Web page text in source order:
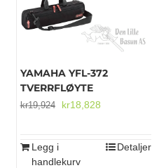
YAMAHA YFL-372
TVERRFLØYTE
kr19,924
Opprinnelig
kr19,924.
kr18,828Nåværende
er:
Legg i
handlekurv
Detaljer